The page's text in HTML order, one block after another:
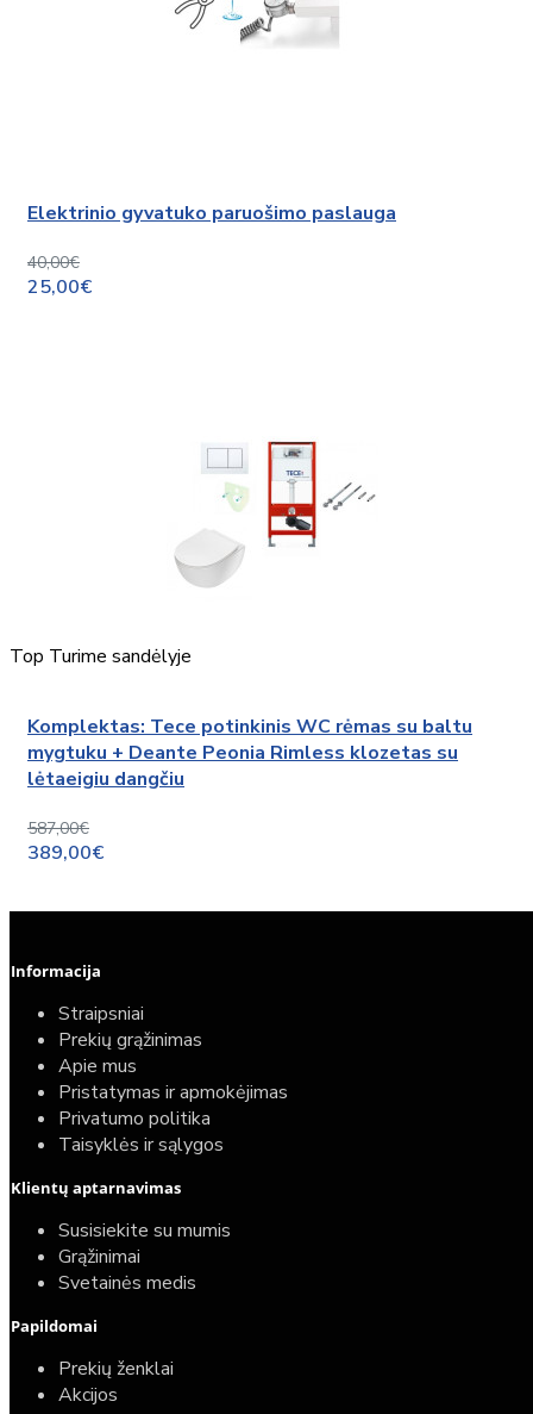
Elektrinio gyvatuko paruošimo paslauga
40,00€
25,00€
Top Turime sandėlyje
Komplektas: Tece potinkinis WC rėmas su baltu
mygtuku + Deante Peonia Rimless klozetas su
lėtaeigiu dangčiu
587,00€
389,00€
Informacija
Straipsniai
Prekių grąžinimas
Apie mus
Pristatymas ir apmokėjimas
Privatumo politika
Taisyklės ir sąlygos
Klientų aptarnavimas
Susisiekite su mumis
Grąžinimai
Svetainės medis
Papildomai
Prekių ženklai
Akcijos